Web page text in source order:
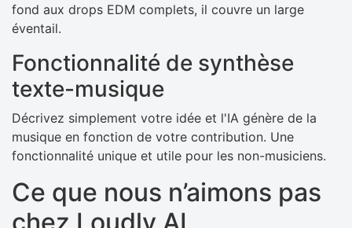
fond aux drops EDM complets, il couvre un large
éventail.
Fonctionnalité de synthèse
texte-musique
Décrivez simplement votre idée et l'IA génère de la
musique en fonction de votre contribution. Une
fonctionnalité unique et utile pour les non-musiciens.
Ce que nous n’aimons pas